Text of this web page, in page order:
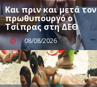
Και πριν και μετά τον
πρωθυπουργό ο
Τσίπρας στη ΔΕΘ
08/08/2026